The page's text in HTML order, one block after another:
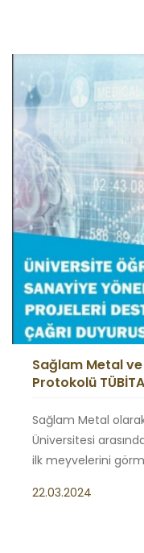
Sağlam Metal
Protokolü
Sağlam Metal
Üniversitesi
ilk meyvelerini
22.03.2024